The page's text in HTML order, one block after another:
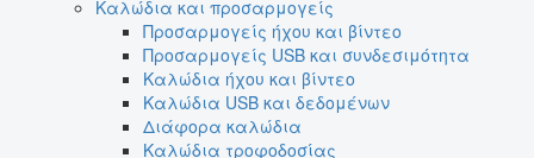
Καλώδια και προσαρμογείς
Προσαρμογείς ήχου και βίντεο
Προσαρμογείς USB και συνδεσιμότητα
Καλώδια ήχου και βίντεο
Καλώδια USB και δεδομένων
Διάφορα καλώδια
Καλώδια τροφοδοσίας